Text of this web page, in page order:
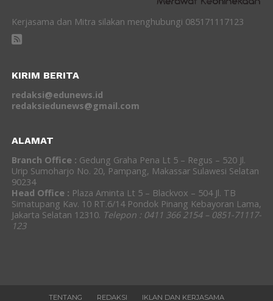
Kerjasama dan Mitra silakan menghubungi 085171117123
KIRIM BERITA
redaksi@edunews.id
redaksiedunews@gmail.com
ALAMAT
Branch Office : Gedung Graha Pena Lt 5 – Regus – 520 Jl.
Urip Sumoharjo No. 20, Pampang, Makassar Sulawesi Selatan
90234
Head Office : Plaza Aminta Lt 5 – Blackvox – 504 Jl. TB
Simatupang Kav. 10 RT.6/14 Pondok Pinang Kebayoran Lama,
Jakarta Selatan 12310. Telepon : 0411 366 2154 – 0851-71117-
123
TENTANG REDAKSI IKLAN DAN KERJASAMA